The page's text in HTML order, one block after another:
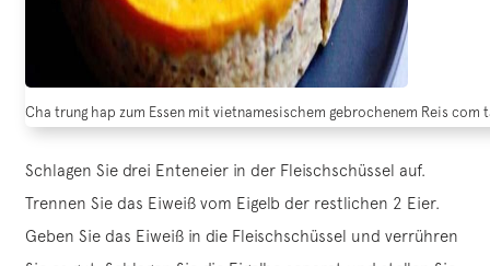
Cha trung hap zum Essen mit vietnamesischem gebrochenem Reis com
Schlagen Sie drei Enteneier in der Fleischschüssel auf.
Trennen Sie das Eiweiß vom Eigelb der restlichen 2 Eier.
Geben Sie das Eiweiß in die Fleischschüssel und verrühren